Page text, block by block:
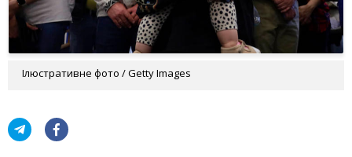
Ілюстративне фото / Getty Images